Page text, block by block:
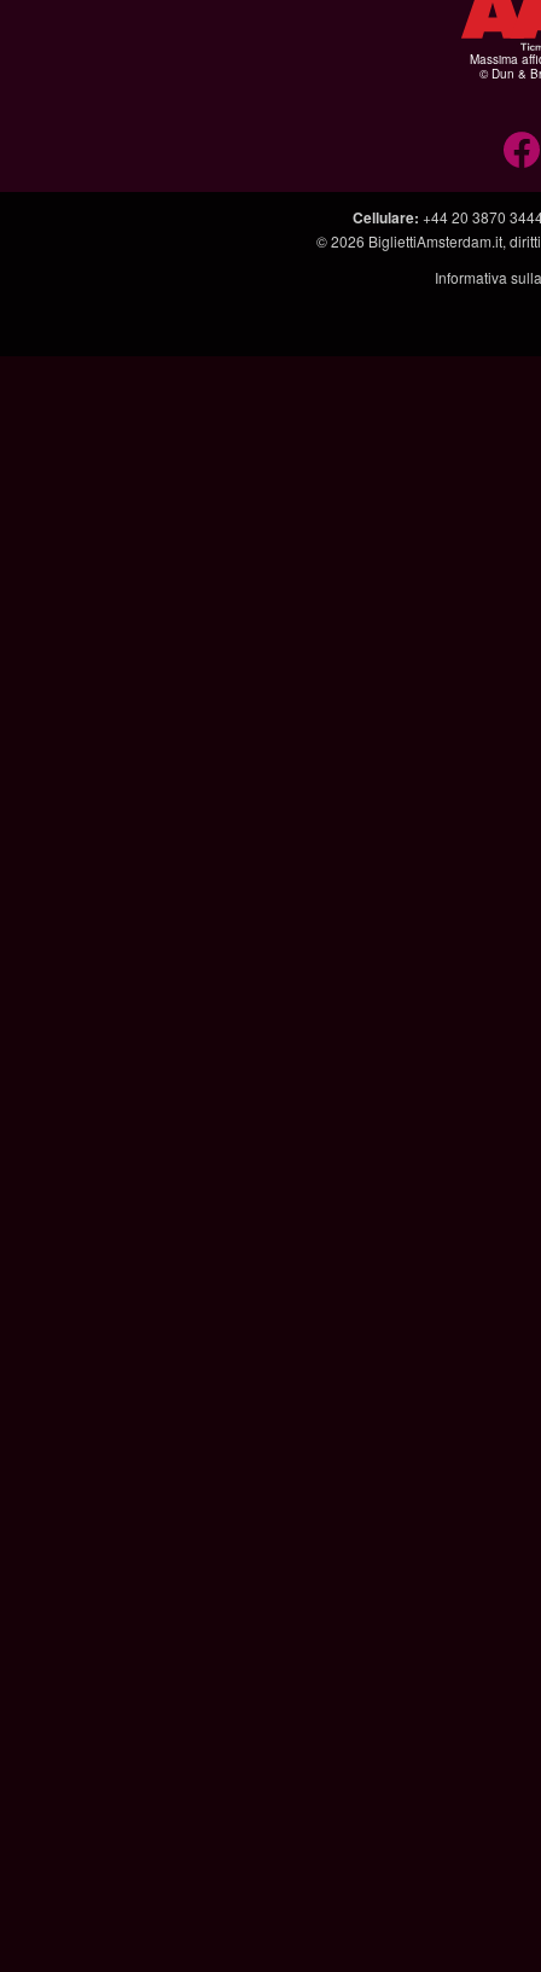
Massima
© Dun &
Cellulare: +44 20 3870
© 2026 BigliettiAmsterdam.it,
Informativa